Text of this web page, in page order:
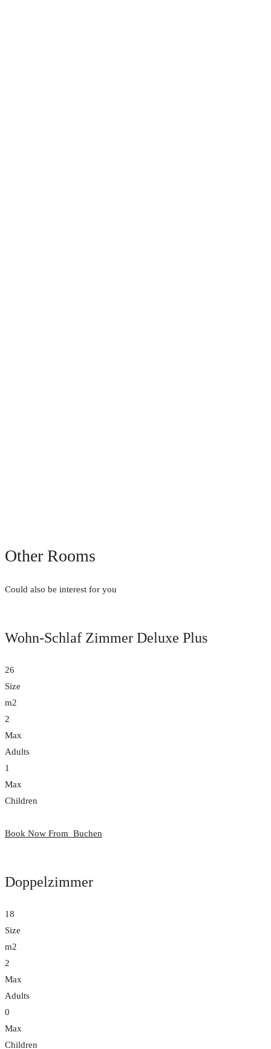
Other Rooms
Could also be interest for you
Wohn-Schlaf Zimmer Deluxe Plus
26
Size
m2
2
Max
Adults
1
Max
Children
Book Now From Buchen
Doppelzimmer
18
Size
m2
2
Max
Adults
0
Max
Children